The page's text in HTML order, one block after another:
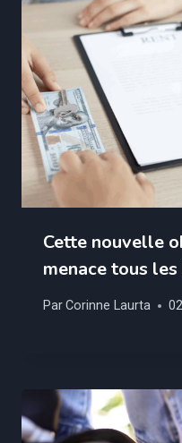
Cette nouvelle
menace tous
ParCorinne Laurta